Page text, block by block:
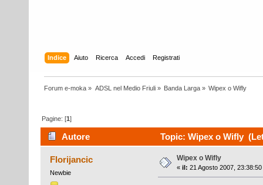
Indice Aiuto Ricerca Accedi Registrati
Forum e-moka » ADSL nel Medio Friuli» Banda Larga» Wipex o Wifly
Pagine: [1]
Autore Topic: Wipex o Wifly
Florijancic
Newbie
Wipex o Wifly
« il: 21 Agosto 2007, 23:38:50